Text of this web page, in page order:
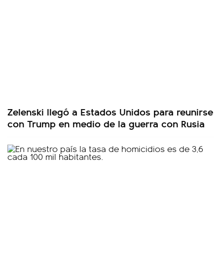
Zelenski llegó a Estados Unidos para reunirse
con Trump en medio de la guerra con Rusia